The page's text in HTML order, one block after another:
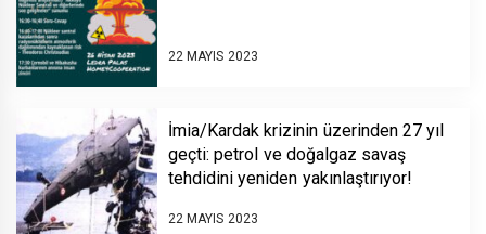
22 MAYIS 2023
İmia/Kardak krizinin üzerinden 27 yıl
geçti: petrol ve doğalgaz savaş
tehdidini yeniden yakınlaştırıyor!
22 MAYIS 2023